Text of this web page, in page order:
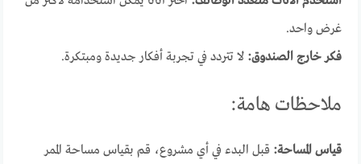
غرض واحد.
فكر خارج الصندوق: لا تتردد في تجربة أفكار جديدة ومبتكرة.
ملاحظات هامة:
قياس المساحة: قبل البدء في أي مشروع، قم بقياس مساحة الممر